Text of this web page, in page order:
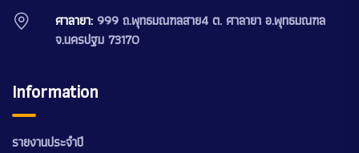
ศาลายา: 999 ถ.พุทธมณฑลสาย4 ต. ศาลายา อ.พุทธมณฑล
จ.นครปฐม 73170
Information
รายงานประจำปี